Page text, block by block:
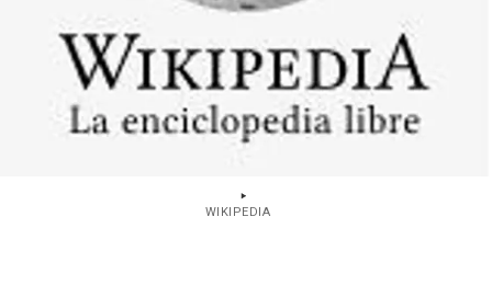
WIKIPEDIA